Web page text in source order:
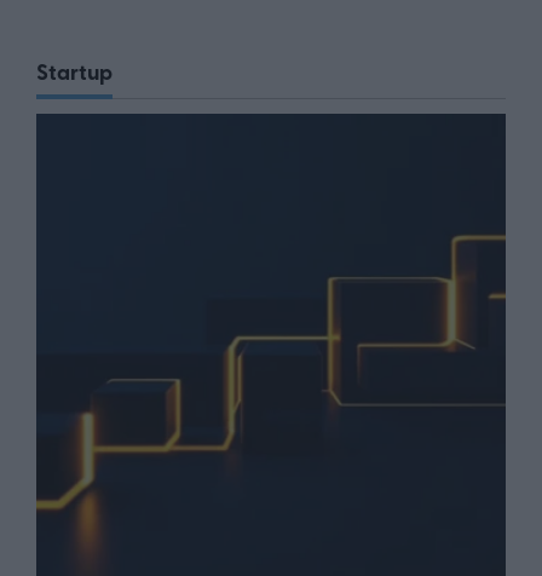
Startup